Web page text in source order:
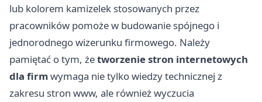
lub kolorem kamizelek stosowanych przez
pracowników pomoże w budowanie spójnego i
jednorodnego wizerunku firmowego. Należy
pamiętać o tym, żetworzenie stron internetowych
dla firmwymaga nie tylko wiedzy technicznej z
zakresu stron www, ale również wyczucia